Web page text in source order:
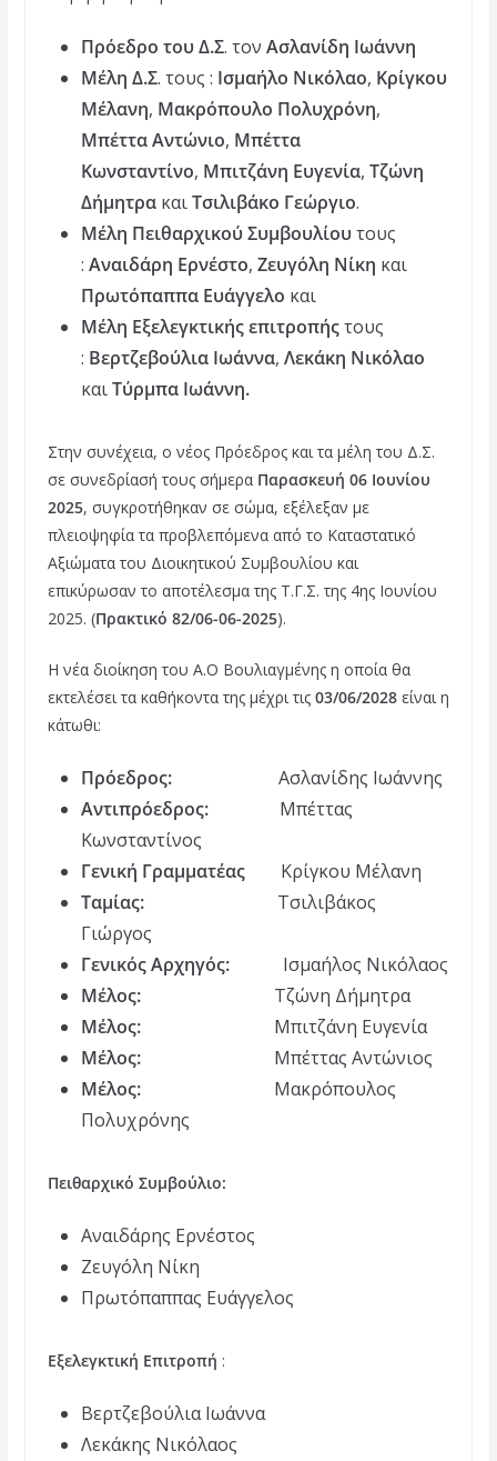
Πρόεδρο του Δ.Σ. τον Ασλανίδη Ιωάννη
Μέλη Δ.Σ. τους : Ισμαήλο Νικόλαο, Κρίγκου
Μέλανη, Μακρόπουλο Πολυχρόνη,
Μπέττα Αντώνιο, Μπέττα
Κωνσταντίνο, Μπιτζάνη Ευγενία, Τζώνη
ΔήμητρακαιΤσιλιβάκο Γεώργιο.
Μέλη Πειθαρχικού Συμβουλίουτους
: Αναιδάρη Ερνέστο, Ζευγόλη Νίκη και
Πρωτόπαππα Ευάγγελο και
Μέλη Εξελεγκτικής επιτροπήςτους
: Βερτζεβούλια Ιωάννα, Λεκάκη Νικόλαο
καιΤύρμπα Ιωάννη.
Στην συνέχεια, ο νέος Πρόεδρος και τα μέλη του Δ.Σ.
σε συνεδρίασή τους σήμερα Παρασκευή 06 Ιουνίου
2025, συγκροτήθηκαν σε σώμα, εξέλεξαν με
πλειοψηφία τα προβλεπόμενα από το Καταστατικό
Αξιώματα του Διοικητικού Συμβουλίου και
επικύρωσαν το αποτέλεσμα της Τ.Γ.Σ. της 4ης Ιουνίου
2025. (Πρακτικό 82/06-06-2025).
Η νέα διοίκηση του Α.Ο Βουλιαγμένης η οποία θα
εκτελέσει τα καθήκοντα της μέχρι τις 03/06/2028είναι η
κάτωθι:
Πρόεδρος:Ασλανίδης Ιωάννης
Αντιπρόεδρος:Μπέττας
Κωνσταντίνος
Γενική Γραμματέας
Κρίγκου Μέλανη
Ταμίας:Τσιλιβάκος
Γιώργος
Γενικός Αρχηγός:Ισμαήλος Νικόλαος
Μέλος:Τζώνη Δήμητρα
Μέλος:Μπιτζάνη Ευγενία
Μέλος:Μπέττας Αντώνιος
Μέλος:Μακρόπουλος
Πολυχρόνης
Πειθαρχικό Συμβούλιο:
Αναιδάρης Ερνέστος
Ζευγόλη Νίκη
Πρωτόπαππας Ευάγγελος
Εξελεγκτική Επιτροπή :
Βερτζεβούλια Ιωάννα
Λεκάκης Νικόλαος